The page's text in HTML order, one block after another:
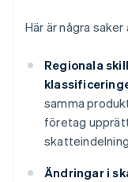
Här är några
Regionala
samma
företag
Ändringar i